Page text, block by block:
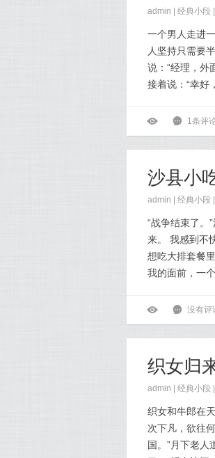
admin | 经典小段
一个男人走进
人坚持只需要
说：“经理，外
接着说：“幸好
ė 6 1条评
沙县小
admin | 经典小段
“战争结束了。
来。 我感到不
想吃大排套餐
我的面前，一
ė 6 没有评
织女归
admin | 经典小段
织女和牛郎在
次下凡，欲往
国。”月下老